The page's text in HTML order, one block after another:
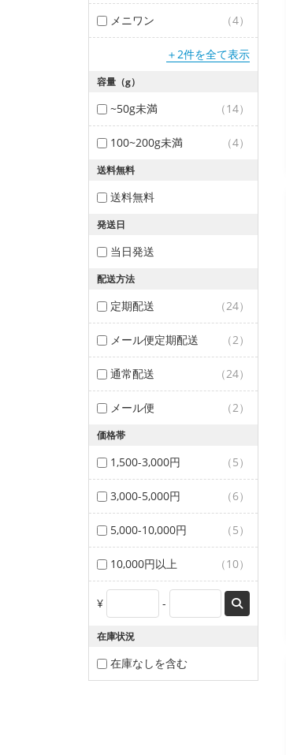
メニワン （4）
＋2件を全て表示
容量（g）
~50g未満 （14）
100~200g未満 （4）
送料無料
送料無料
発送日
当日発送
配送方法
定期配送 （24）
メール便定期配送 （2）
通常配送 （24）
メール便 （2）
価格帯
1,500-3,000円 （5）
3,000-5,000円 （6）
5,000-10,000円 （5）
10,000円以上 （10）
¥ -
在庫状況
在庫なしを含む